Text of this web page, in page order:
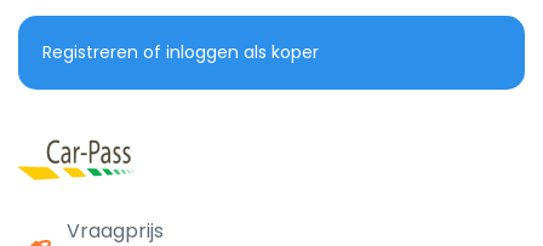
Registreren of inloggen als koper
Vraagprijs